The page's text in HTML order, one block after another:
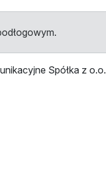
Spółka z o.o.
przystankami